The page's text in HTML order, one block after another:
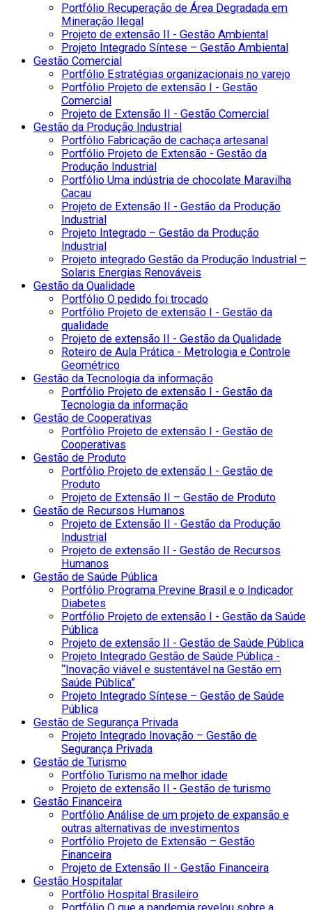
Portfólio Recuperação de Área Degradada em
Mineração Ilegal
Projeto de extensão II - Gestão Ambiental
Projeto Integrado Síntese – Gestão Ambiental
Gestão Comercial
Portfólio Estratégias organizacionais no varejo
Portfólio Projeto de extensão I - Gestão
Comercial
Projeto de Extensão II - Gestão Comercial
Gestão da Produção Industrial
Portfólio Fabricação de cachaça artesanal
Portfólio Projeto de Extensão - Gestão da
Produção Industrial
Portfólio Uma indústria de chocolate Maravilha
Cacau
Projeto de Extensão II - Gestão da Produção
Industrial
Projeto Integrado – Gestão da Produção
Industrial
Projeto integrado Gestão da Produção Industrial –
Solaris Energias Renováveis
Gestão da Qualidade
Portfólio O pedido foi trocado
Portfólio Projeto de extensão I - Gestão da
qualidade
Projeto de extensão II - Gestão da Qualidade
Roteiro de Aula Prática - Metrologia e Controle
Geométrico
Gestão da Tecnologia da informação
Portfólio Projeto de extensão I - Gestão da
Tecnologia da informação
Gestão de Cooperativas
Portfólio Projeto de extensão I - Gestão de
Cooperativas
Gestão de Produto
Portfólio Projeto de extensão I - Gestão de
Produto
Projeto de Extensão II – Gestão de Produto
Gestão de Recursos Humanos
Projeto de Extensão II - Gestão da Produção
Industrial
Projeto de extensão II - Gestão de Recursos
Humanos
Gestão de Saúde Pública
Portfólio Programa Previne Brasil e o Indicador
Diabetes
Portfólio Projeto de extensão I - Gestão da Saúde
Pública
Projeto de extensão II - Gestão de Saúde Pública
Projeto Integrado Gestão de Saúde Pública -
“Inovação viável e sustentável na Gestão em
Saúde Pública”
Projeto Integrado Síntese – Gestão de Saúde
Pública
Gestão de Segurança Privada
Projeto Integrado Inovação – Gestão de
Segurança Privada
Gestão de Turismo
Portfólio Turismo na melhor idade
Projeto de extensão II - Gestão de turismo
Gestão Financeira
Portfólio Análise de um projeto de expansão e
outras alternativas de investimentos
Portfólio Projeto de Extensão – Gestão
Financeira
Projeto de Extensão II - Gestão Financeira
Gestão Hospitalar
Portfólio Hospital Brasileiro